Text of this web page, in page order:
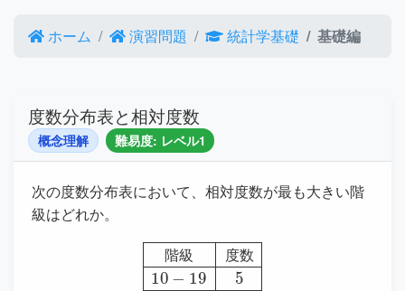
ホーム 演習問題 統計学基礎 基礎編
度数分布表と相対度数
概念理解 難易度: レベル1
次の度数分布表において、相対度数が最も大きい階
級はどれか。
階 級 度 数
階級度数
29830−391240−